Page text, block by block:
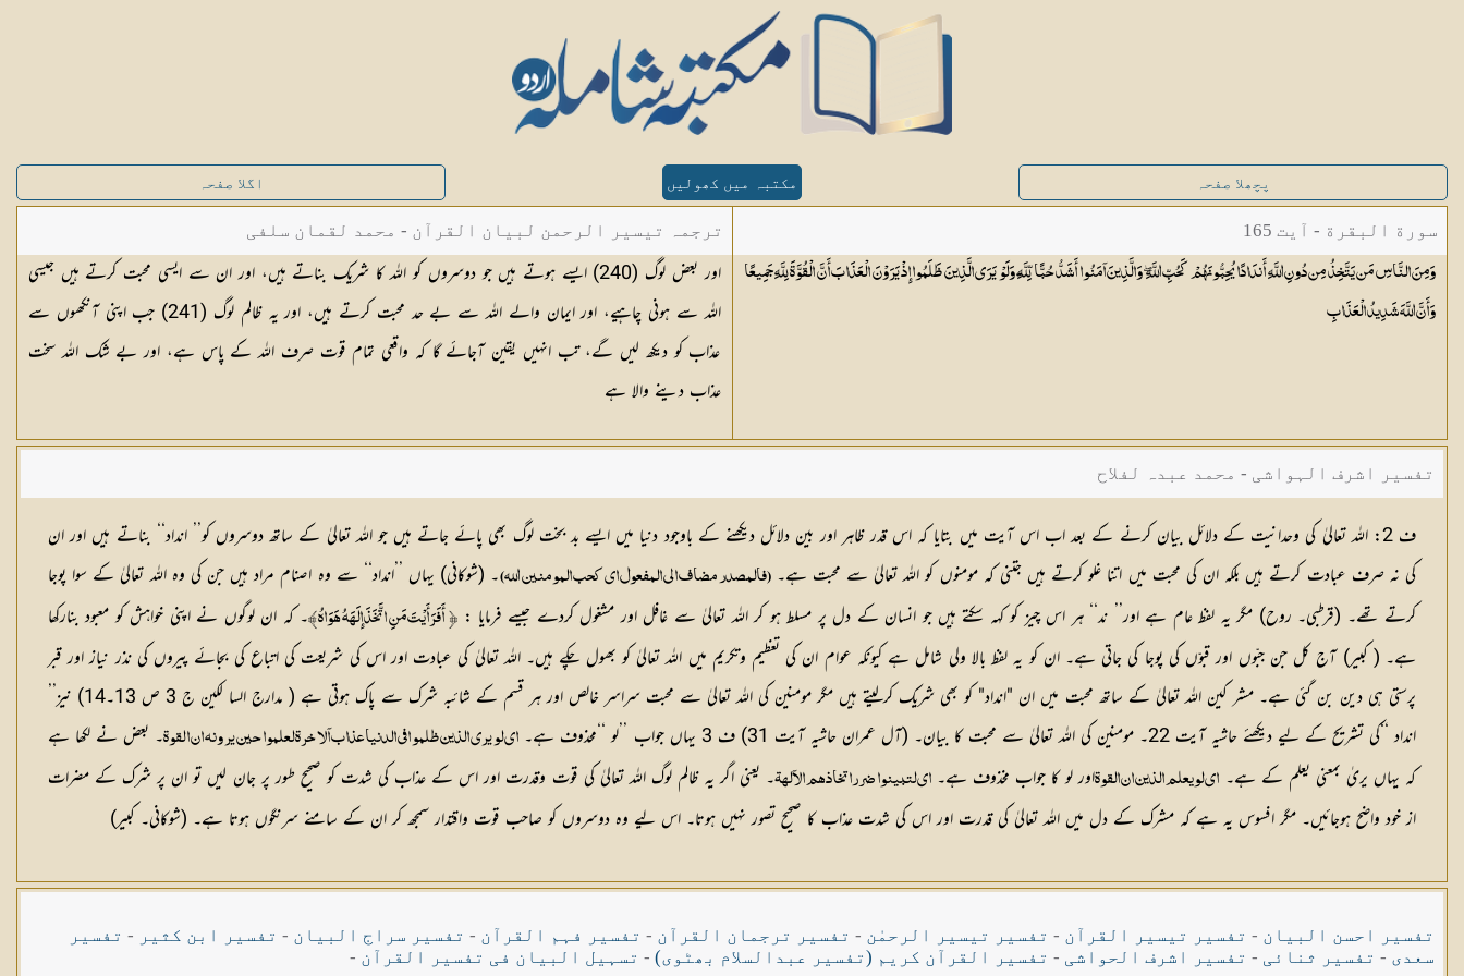
پچھلا صفحہ مکتبہ میں کھولیں اگلا صفحہ
سورة البقرة - آیت 165
وَمِنَ النَّاسِ مَن يَتَّخِذُ مِن دُونِ اللَّهِ أَندَادًا يُحِبُّونَهُمْ كَحُبِّ اللَّهِ ۖ وَالَّذِينَ آمَنُوا أَشَدُّ حُبًّا لِّلَّهِ ۗ وَلَوْ يَرَى الَّذِينَ ظَلَمُوا إِذْ يَرَوْنَ الْعَذَابَ أَنَّ الْقُوَّةَ لِلَّهِ جَمِيعًا
وَأَنَّ اللَّهَ شَدِيدُالْعَذَابِ
ترجمہ تیسیر الرحمن لبیان القرآن - محمد لقمان سلفی
اور بعض لوگ (240) ایسے ہوتے ہیں جو دوسروں کو اللہ کا شریک بناتے ہیں، اور ان سے ایسی محبت کرتے ہیں جیسی
اللہ سے ہونی چاہیے، اور ایمان والے اللہ سے بے حد محبت کرتے ہیں، اور یہ ظالم لوگ (241) جب اپنی آنکھوں سے
عذاب کو دیکھ لیں گے، تب انہیں یقین آجائے گا کہ واقعی تمام قوت صرف اللہ کے پاس ہے، اور بے شک اللہ سخت
عذاب دینے والا ہے
تفسیر اشرف الہواشی - محمد عبدہ لفلاح
ف 2: اللہ تعالیٰ کی وحدانیت کے دلائل بیان كرنے كے بعد اب اس آیت میں بتایا كہ اس قدر ظاہر اور بین دلائل دیكھنے کے باوجود دنیا میں ایسے بد بخت لوگ بھی پائے جاتے ہیں جو اللہ تعالیٰ کے ساتھ دوسروں کو’’ انداد‘‘ بناتے ہیں اور ان
کی نہ صرف عبادت کرتے ہیں بلکہ ان کی محبت میں اتنا غلو کرتے ہیں جتنی کہ مومنوں کو اللہ تعالیٰ سے محبت ہے۔(فالمصدر مضاف الی المفعول ای کحب المو منین اللہ)۔ (شوکانی) یہاں ’’انداد‘‘ سے وہ اصنام مراد ہیں جن کی وہ اللہ تعالیٰ کے سوا پوجا
کرتے تھے۔ (قرطبی۔ روح) مگر یہ لفظ عام ہے اور’’ ند‘‘ ہر اس چیز کو کہہ سکتے ہیں جو انسان کے دل پر مسلط ہو کر اللہ تعالیٰ سے غافل اور مشغول کردے جیسے فرمایا : İ أَفَرَأَيْتَ مَنِ اتَّخَذَ إِلَهَهُ هَوَاهُĬ
۔ کہ ان لوگوں نے اپنی خواہش کو معبود بنارکھا
ہے۔ ( کبیر) آج کل جن جبّوں اور قبوّں کی پوجا کی جاتی ہے۔ ان کو یہ لفظ بالا ولی شامل ہے کیونکہ عوام ان کی تعظیم وتکریم میں اللہ تعالیٰ کو بھول چکے ہیں۔ اللہ تعالیٰ کی عبادت اور اس کی شریعت کی اتباع کی بجائے پیروں کی نذر نیاز اور قبر
پرستی ہی دین بن گئی ہے۔ مشر کین اللہ تعالیٰ کے ساتھ محبت میں ان "انداد" کو بھی شریک کرلیتے ہیں مگر مومنین کی اللہ تعالیٰ سے محبت سراسر خالص اور ہر قسم کے شائبہ شرک سے پاک ہوتی ہے ( مدارج السا لکین ج 3 ص 13۔14) نیز’’
انداد ‘‘کی تشریح کے لیے دیکھئے حاشیہ آیت 22۔ مومنین کی اللہ تعالیٰ سے محبت کا بیان۔ (آل عمران حاشیہ آیت 31) ف 3 یہاں جواب ’’لو ‘‘محذوف ہے۔
ای لو یری الذین ظلمو افی الدنیا عذاب آلا خرۃ لعلموا حین یر ونہ ان ا لقوۃ۔ بعض نے لکھا ہے
کہ یہاں یریٰ بمعنی یعلم کے ہے۔ ای لویعلم الذین ان القوۃاور لو کا جواب مخذوف ہے۔ای لتبینوا ضرراتخاذ ھم الآلھۃ۔ یعنی اگر یہ ظالم لوگ اللہ تعالیٰ کی قوت وقدرت اور اس کے عذاب کی شدت کو صحیح طور پر جان لیں تو ان پر شرک کے مضرات
از خود واضح ہوجائیں۔ مگر افسوس یہ ہے کہ مشرک کے دل میں اللہ تعالیٰ کی قدرت اور اس کی شدت عذاب کا صحیح تصور نہیں ہوتا۔ اس لیے وہ دوسروں کو صاحب قوت واقتدار سمجھ کر ان کے سامنے سرنگوں ہوتا ہے۔ (شوکانی۔ کبیر)
تفسیر احسن البیان - تفسیر تیسیر القرآن - تفسیر تیسیر الرحمٰن - تفسیر ترجمان القرآن - تفسیر فہم القرآن - تفسیر سراج البیان - تفسیر ابن کثیر - تفسیر
سعدی - تفسیر ثنائی - تفسیر اشرف الحواشی - تفسیر القرآن کریم (تفسیر عبدالسلام بھٹوی) - تسہیل البیان فی تفسیر القرآن -